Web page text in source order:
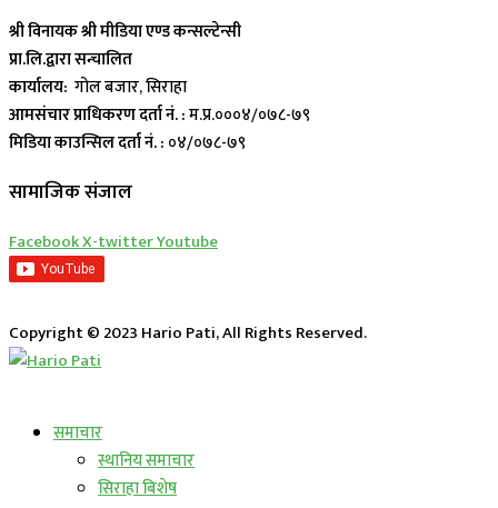
श्री विनायक श्री मीडिया एण्ड कन्सल्टेन्सी
प्रा.लि.द्वारा सन्चालित
कार्यालय: गोल बजार, सिराहा
आमसंचार प्राधिकरण दर्ता नं. :म.प्र.०००४/०७८-७९
मिडिया काउन्सिल दर्ता नं. : ०४/०७८-७९
सामाजिक संजाल
FacebookX-twitterYoutube
Copyright © 2023 Hario Pati, All Rights Reserved.
समाचार
स्थानिय समाचार
सिराहा बिशेष